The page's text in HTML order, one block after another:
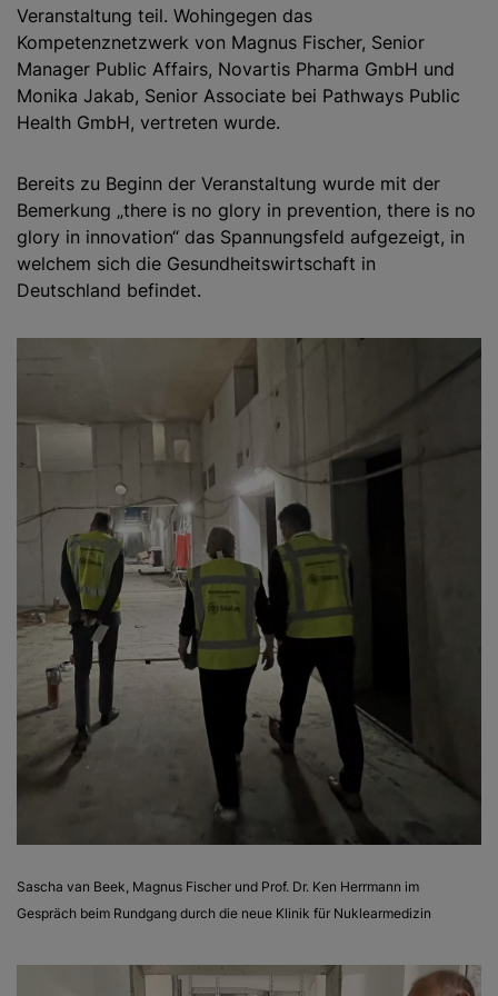
Veranstaltung teil. Wohingegen das
Kompetenznetzwerk von Magnus Fischer, Senior
Manager Public Affairs, Novartis Pharma GmbH und
Monika Jakab, Senior Associate bei Pathways Public
Health GmbH, vertreten wurde.
Bereits zu Beginn der Veranstaltung wurde mit der
Bemerkung „there is no glory in prevention, there is no
glory in innovation“ das Spannungsfeld aufgezeigt, in
welchem sich die Gesundheitswirtschaft in
Deutschland befindet.
Sascha van Beek, Magnus Fischer und Prof. Dr. Ken Herrmann im
Gespräch beim Rundgang durch die neue Klinik für Nuklearmedizin